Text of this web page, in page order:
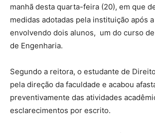
manhã desta quarta-feira (20), em que
medidas adotadas pela instituição após
envolvendo dois alunos, um do curso
de Engenharia.
Segundo a reitora, o estudante de
pela direção da faculdade e acabou
preventivamente das atividades
esclarecimentos por escrito.